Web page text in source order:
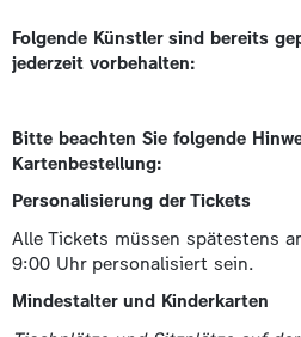
Folgende Künstler sind bereits
jederzeit vorbehalten:
Bitte beachten Sie folgende
Kartenbestellung:
Personalisierung der Tickets
Alle Tickets müssen spätestens
9:00 Uhr personalisiert sein.
Mindestalter und Kinderkarten